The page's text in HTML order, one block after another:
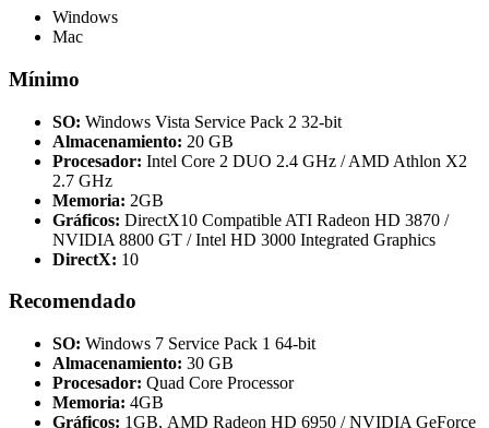
Windows
Mac
Mínimo
SO: Windows Vista Service Pack 2 32-bit
Almacenamiento: 20 GB
Procesador: Intel Core 2 DUO 2.4 GHz / AMD Athlon X2
2.7 GHz
Memoria: 2GB
Gráficos: DirectX10 Compatible ATI Radeon HD 3870 /
NVIDIA 8800 GT / Intel HD 3000 Integrated Graphics
DirectX: 10
Recomendado
SO: Windows 7 Service Pack 1 64-bit
Almacenamiento: 30 GB
Procesador: Quad Core Processor
Memoria: 4GB
Gráficos: 1GB, AMD Radeon HD 6950 / NVIDIA GeForce